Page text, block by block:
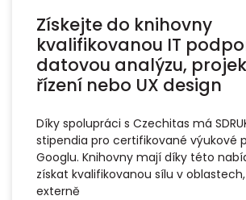
Získejte do knihovny
kvalifikovanou IT
datovou analýzu,
řízení nebo UX design
Díky spolupráci s Czechitas má
stipendia pro certifikované výukové
Googlu. Knihovny mají díky této
získat kvalifikovanou sílu v
externě